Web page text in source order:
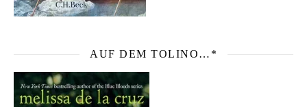
AUF DEM TOLINO…*